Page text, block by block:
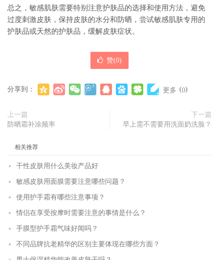
总之，敏感肌肤需要特别注意护肤品的选择和使用方法，避免
过度刺激皮肤，保持皮肤的水分和防晒，尝试敏感肌肤专用的
护肤品或天然的护肤品，缓解皮肤症状。
赞(0)
分享到： 更多 (0)
上一篇
防晒霜补涂频率
下一篇
早上需不需要用洗面奶洗脸？
相关推荐
干性皮肤用什么美妆产品好
敏感皮肤用面膜需要注意哪些问题？
使用护手霜有哪些注意事项？
情侣在享受按摩时需要注意的事情是什么？
手膜型护手霜气味好闻吗？
不同品牌抗老精华的区别主要体现在哪些方面？